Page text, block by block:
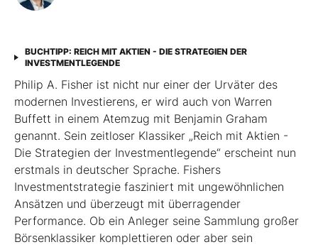
BUCHTIPP: REICH MIT AKTIEN - DIE STRATEGIEN DER
INVESTMENTLEGENDE
Philip A. Fisher ist nicht nur einer der Urväter des
modernen Investierens, er wird auch von Warren
Buffett in einem Atemzug mit Benjamin Graham
genannt. Sein zeitloser Klassiker „Reich mit Aktien -
Die Strategien der Investmentlegende“ erscheint nun
erstmals in deutscher Sprache. Fishers
Investmentstrategie fasziniert mit ungewöhnlichen
Ansätzen und überzeugt mit überragender
Performance. Ob ein Anleger seine Sammlung großer
Börsenklassiker komplettieren oder aber sein